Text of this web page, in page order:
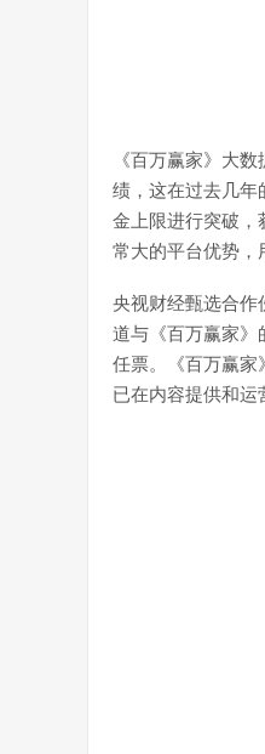
《百万赢家》大
绩，这在过去几年
金上限进行突破，
常大的平台优势，
央视财经甄选合作
道与《百万赢家》
任票。《百万赢家
已在内容提供和运